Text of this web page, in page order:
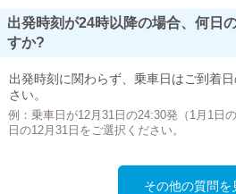
出発時刻が24時以降の場合、何日
すか?
出発時刻に関わらず、乗車日はご到着
さい。
例：乗車日が12月31日の24:30発（1月1日
日の12月31日をご選択ください。
その他の質問を